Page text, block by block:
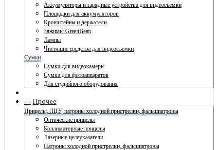
Аккумуляторы и зарядные устройства для видеосъемки
Площадки для аккумуляторов
Кронштейны и держатели
Зажимы GreenBean
Лампы
Чистящие средства для видеосъемки
Сумки
Сумки для видеокамеры
Сумки для фотоаппаратов
Для студийного оборудования
+- Прочее
Прицелы, ЛЦУ, патроны холодной пристрелки, фальшпатроны
Оптические прицелы
Коллиматорные прицелы
Лазерные целеуказатели
Патроны холодной пристрелки, фальшпатроны